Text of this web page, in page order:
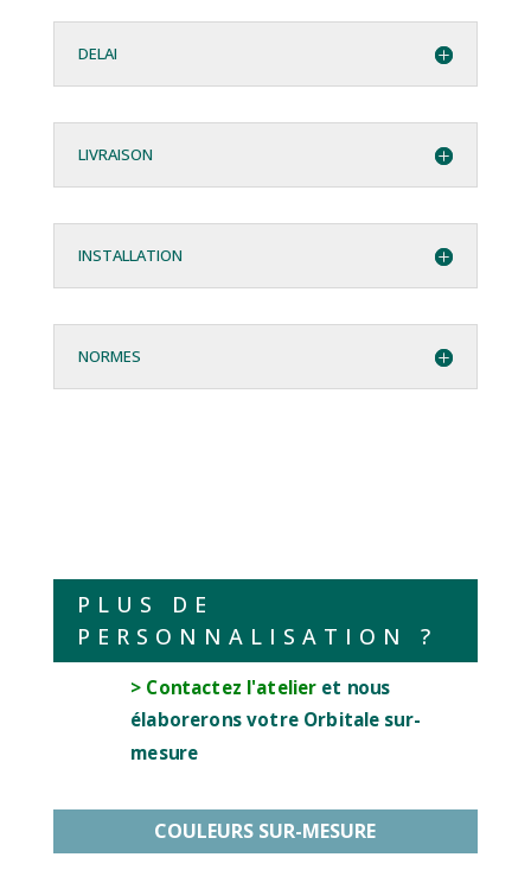
DELAI
LIVRAISON
INSTALLATION
NORMES
PLUS DE
PERSONNALISATION ?
> Contactez l'atelieret nous
élaborerons votre Orbitale sur-
mesure
COULEURS SUR-MESURE